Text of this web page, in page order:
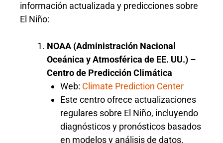
información actualizada y predicciones sobre
El Niño:
NOAA (Administración Nacional
Oceánica y Atmosférica de EE. UU.) –
Centro de Predicción Climática
Web: Climate Prediction Center
Este centro ofrece actualizaciones
regulares sobre El Niño, incluyendo
diagnósticos y pronósticos basados
en modelos y análisis de datos.